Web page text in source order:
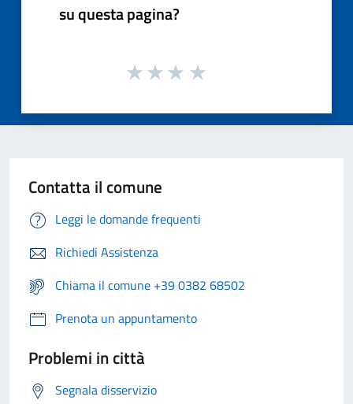
su questa pagina?
Contatta il comune
Leggi le domande frequenti
Richiedi Assistenza
Chiama il comune +39 0382 68502
Prenota un appuntamento
Problemi in città
Segnala disservizio